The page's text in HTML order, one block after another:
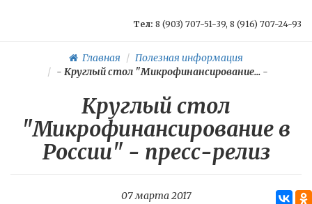
Тел: 8 (903) 707-51-39, 8 (916) 707-24-93
Главная
Полезная информация
- Круглый стол "Микрофинансирование... -
Круглый стол
"Микрофинансирование в
России" - пресс-релиз
07 марта 2017